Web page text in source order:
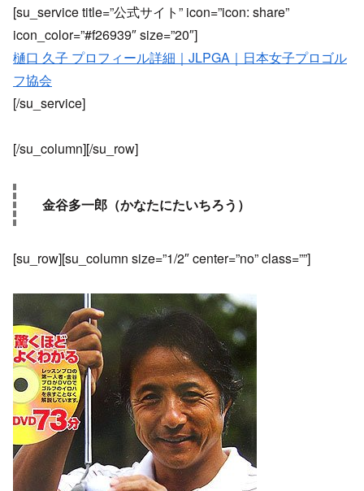
[su_service title=”公式サイト” icon=”icon: share”
icon_color=”#f26939″ size=”20″]
樋口 久子 プロフィール詳細｜JLPGA｜日本女子プロゴル
フ協会
[/su_service]
[/su_column][/su_row]
金谷多一郎（かなたにたいちろう）
[su_row][su_column size=”1/2″ center=”no” class=””]